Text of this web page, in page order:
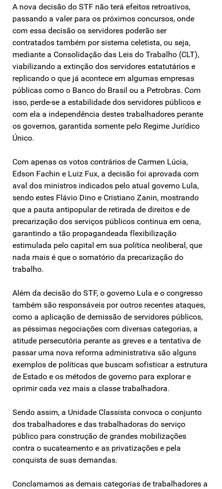
A nova decisão do STF não terá efeitos retroativos,
passando a valer para os próximos concursos, onde
com essa decisão os servidores poderão ser
contratados também por sistema celetista, ou seja,
mediante a Consolidação das Leis do Trabalho (CLT),
viabilizando a extinção dos servidores estatutários e
replicando o que já acontece em algumas empresas
públicas como o Banco do Brasil ou a Petrobras. Com
isso, perde-se a estabilidade dos servidores públicos e
com ela a independência destes trabalhadores perante
os governos, garantida somente pelo Regime Jurídico
Único.
Com apenas os votos contrários de Carmen Lúcia,
Edson Fachin e Luiz Fux, a decisão foi aprovada com
aval dos ministros indicados pelo atual governo Lula,
sendo estes Flávio Dino e Cristiano Zanin, mostrando
que a pauta antipopular de retirada de direitos e de
precarização dos serviços públicos continua em cena,
garantindo a tão propagandeada flexibilização
estimulada pelo capital em sua política neoliberal, que
nada mais é que o somatório da precarização do
trabalho.
Além da decisão do STF, o governo Lula e o congresso
também são responsáveis por outros recentes ataques,
como a aplicação de demissão de servidores públicos,
as péssimas negociações com diversas categorias, a
atitude persecutória perante as greves e a tentativa de
passar uma nova reforma administrativa são alguns
exemplos de políticas que buscam sofisticar a estrutura
de Estado e os métodos de governo para explorar e
oprimir cada vez mais a classe trabalhadora.
Sendo assim, a Unidade Classista convoca o conjunto
dos trabalhadores e das trabalhadoras do serviço
público para construção de grandes mobilizações
contra o sucateamento e as privatizações e pela
conquista de suas demandas.
Conclamamos as demais categorias de trabalhadores a